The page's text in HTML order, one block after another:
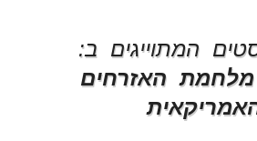
המתוייגים ב:
האזרחים